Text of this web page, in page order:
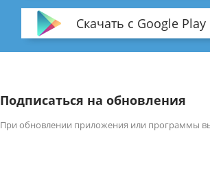
Скачать с Google Play
Подписаться на обновления
При обновлении приложения или программы